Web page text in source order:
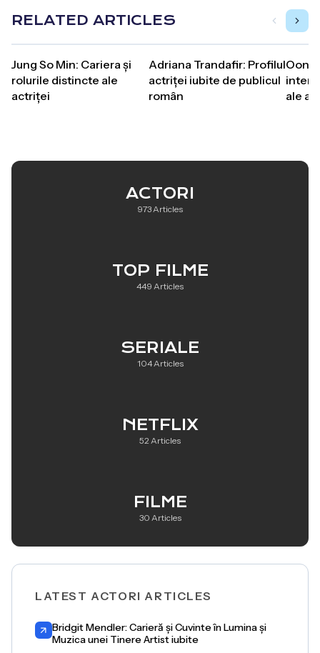
RELATED ARTICLES
Jung So Min: Cariera și
rolurile distincte ale
actriței
Adriana Trandafir: Profilul
actriței iubite de publicul
român
Oona
ale
ACTORI
973 Articles
TOP FILME
449 Articles
SERIALE
104 Articles
NETFLIX
52 Articles
FILME
30 Articles
LATEST ACTORI ARTICLES
Bridgit Mendler: Carieră și Cuvinte în Lumina și
Muzica unei Tinere Artist iubite